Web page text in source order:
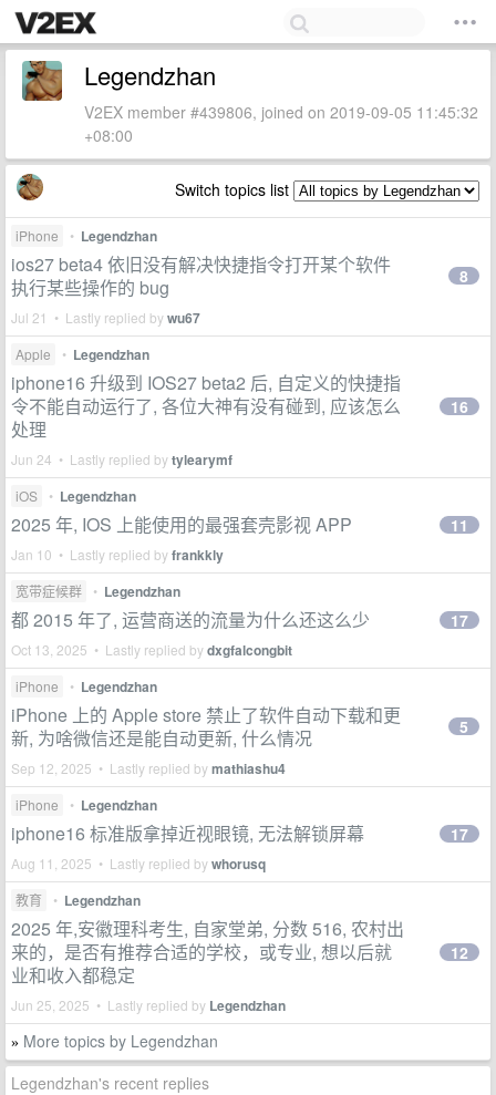
Legendzhan
V2EX member #439806, joined on 2019-09-05 11:45:32
+08:00
Switch topics list
iPhone • Legendzhan
ios27 beta4 依旧没有解决快捷指令打开某个软件
执行某些操作的 bug
Jul 21 • Lastly replied bywu67
8
Apple • Legendzhan
iphone16 升级到 IOS27 beta2 后, 自定义的快捷指
令不能自动运行了, 各位大神有没有碰到, 应该怎么
处理
Jun 24 • Lastly replied bytylearymf
16
iOS • Legendzhan
2025 年, IOS 上能使用的最强套壳影视 APP
Jan 10 • Lastly replied byfrankkly
11
宽带症候群 • Legendzhan
都 2015 年了, 运营商送的流量为什么还这么少
Oct 13, 2025 • Lastly replied bydxgfalcongbit
17
iPhone • Legendzhan
iPhone 上的 Apple store 禁止了软件自动下载和更
新, 为啥微信还是能自动更新, 什么情况
Sep 12, 2025 • Lastly replied bymathiashu4
5
iPhone • Legendzhan
iphone16 标准版拿掉近视眼镜, 无法解锁屏幕
Aug 11, 2025 • Lastly replied bywhorusq
17
教育 • Legendzhan
2025 年,安徽理科考生, 自家堂弟, 分数 516, 农村出
来的，是否有推荐合适的学校，或专业, 想以后就
业和收入都稳定
Jun 25, 2025 • Lastly replied by Legendzhan
12
» More topics by Legendzhan
Legendzhan's recent replies